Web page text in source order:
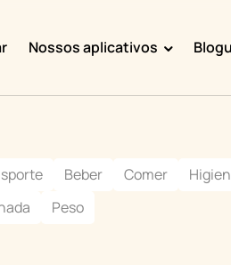
Nossos aplicativos
Chore Boss
Kid Hop
Beber Comer
Peso